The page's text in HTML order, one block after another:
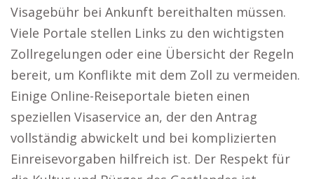
Visagebühr bei Ankunft bereithalten müssen.
Viele Portale stellen Links zu den wichtigsten
Zollregelungen oder eine Übersicht der Regeln
bereit, um Konflikte mit dem Zoll zu vermeiden.
Einige Online-Reiseportale bieten einen
speziellen Visaservice an, der den Antrag
vollständig abwickelt und bei komplizierten
Einreisevorgaben hilfreich ist. Der Respekt für